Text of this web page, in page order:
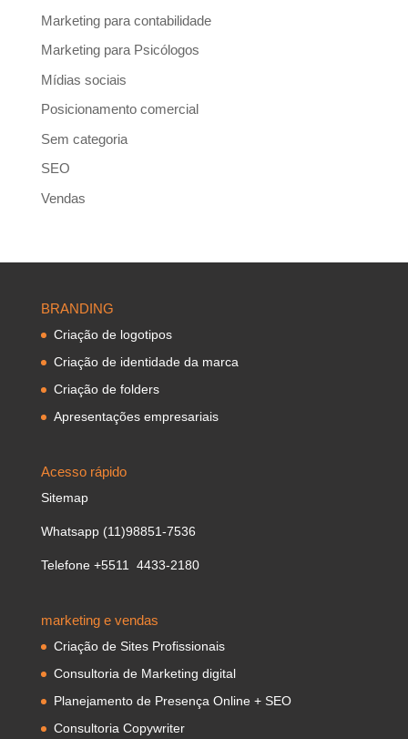
Marketing para contabilidade
Marketing para Psicólogos
Mídias sociais
Posicionamento comercial
Sem categoria
SEO
Vendas
BRANDING
Criação de logotipos
Criação de identidade da marca
Criação de folders
Apresentações empresariais
Acesso rápido
Sitemap
Whatsapp (11)98851-7536
Telefone +5511 4433-2180
marketing e vendas
Criação de Sites Profissionais
Consultoria de Marketing digital
Planejamento de Presença Online + SEO
Consultoria Copywriter